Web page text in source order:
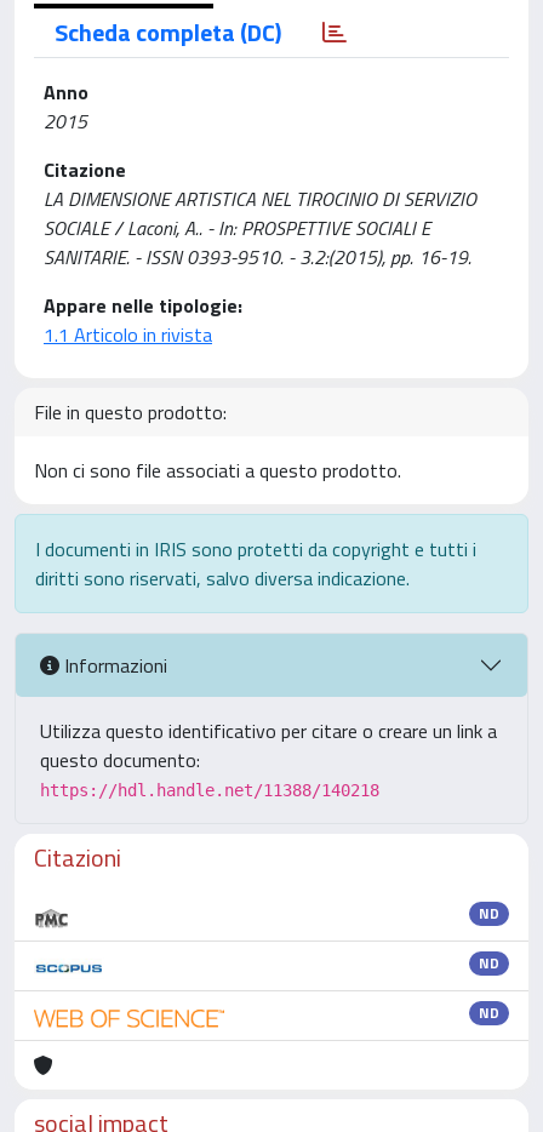
Scheda completa (DC)
Anno
2015
Citazione
LA DIMENSIONE ARTISTICA NEL TIROCINIO DI SERVIZIO
SOCIALE / Laconi, A.. - In: PROSPETTIVE SOCIALI E
SANITARIE. - ISSN 0393-9510. - 3.2:(2015), pp. 16-19.
Appare nelle tipologie:
1.1 Articolo in rivista
File in questo prodotto:
Non ci sono file associati a questo prodotto.
I documenti in IRIS sono protetti da copyright e tutti i
diritti sono riservati, salvo diversa indicazione.
Informazioni
Utilizza questo identificativo per citare o creare un link a
questo documento:
https://hdl.handle.net/11388/140218
Citazioni
ND
ND
ND
social impact